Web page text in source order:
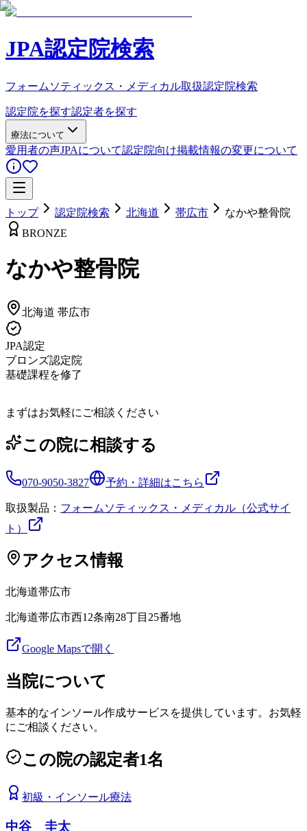
JPA認定院検索
フォームソティックス・メディカル取扱認定院検索
認定院を探す認定者を探す
療法について
愛用者の声JPAについて認定院向け掲載情報の変更について
トップ 認定院検索 北海道 帯広市
なかや整骨院
BRONZE
なかや整骨院
北海道 帯広市
JPA認定
ブロンズ認定院
基礎課程を修了
まずはお気軽にご相談ください
この院に相談する
070-9050-3827 予約・詳細はこちら
取扱製品： フォームソティックス・メディカル（公式サイ
ト）
アクセス情報
北海道帯広市
北海道帯広市西12条南28丁目25番地
Google Mapsで開く
当院について
基本的なインソール作成サービスを提供しています。お気軽
にご相談ください。
この院の認定者1名
初級 ・ インソール療法
中谷 圭太